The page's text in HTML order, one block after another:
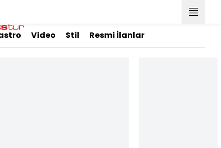
Video Stil Resmi İlanlar